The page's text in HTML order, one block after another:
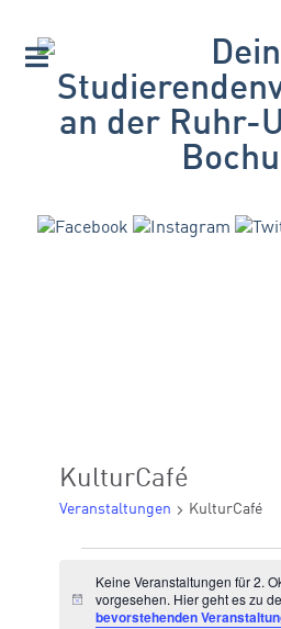
KulturCafé
Veranstaltungen KulturCafé
FÜR
Hinweis
Keine Veranstaltungen für 2.
vorgesehen. Hier geht es zu
bevorstehenden